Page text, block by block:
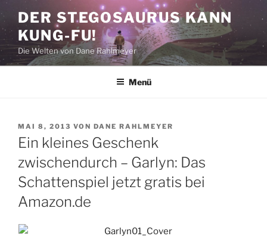
Zum
Inhalt
springen
DER STEGOSAURUS KANN
KUNG-FU!
Die Welten von Dane Rahlmeyer
Menü
VERÖFFENTLICHT
AM
MAI 8, 2013 VON DANE RAHLMEYER
Ein kleines Geschenk
zwischendurch – Garlyn: Das
Schattenspiel jetzt gratis bei
Amazon.de